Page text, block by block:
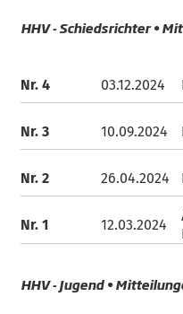
HHV - Schiedsrichter •
Nr. 4 03.12.2024
Nr. 3 10.09.2024
Nr. 2 26.04.2024
Nr. 1 12.03.2024
HHV - Jugend •